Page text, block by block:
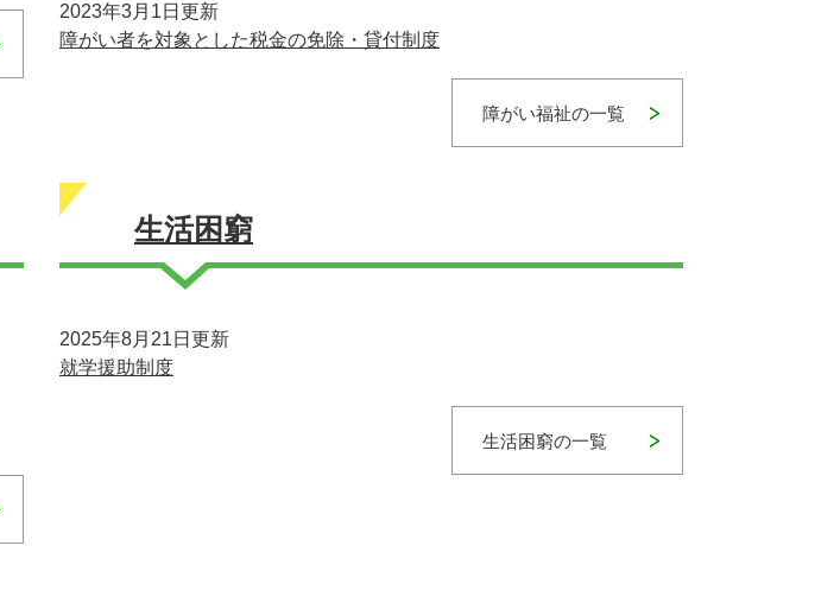
2023年3月1日更新
障がい者を対象とした税金の免除・貸付制度
障がい福祉の一覧
生活困窮
2025年8月21日更新
就学援助制度
生活困窮の一覧